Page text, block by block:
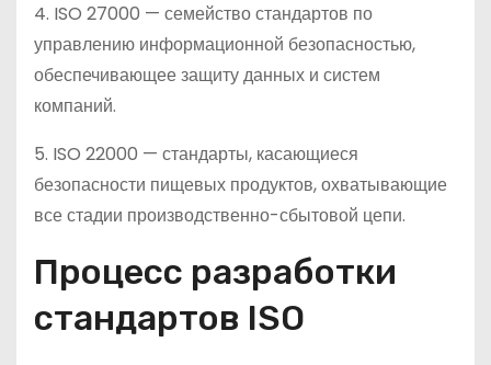
4. ISO 27000 — семейство стандартов по
управлению информационной безопасностью,
обеспечивающее защиту данных и систем
компаний.
5. ISO 22000 — стандарты, касающиеся
безопасности пищевых продуктов, охватывающие
все стадии производственно-сбытовой цепи.
Процесс разработки
стандартов ISO